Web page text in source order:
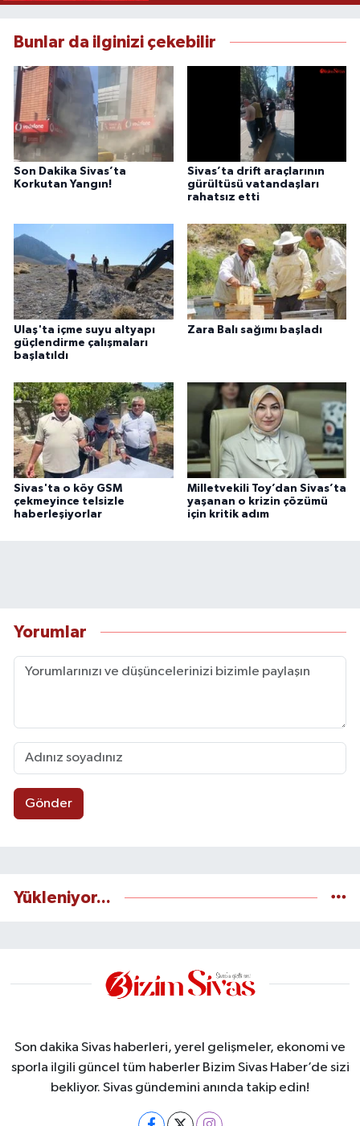
Bunlar da ilginizi çekebilir
Son Dakika Sivas’ta
Korkutan Yangın!
Sivas’ta drift araçlarının
gürültüsü vatandaşları
rahatsız etti
Ulaş'ta içme suyu altyapı
güçlendirme çalışmaları
başlatıldı
Zara Balı sağımı başladı
Sivas'ta o köy GSM
çekmeyince telsizle
haberleşiyorlar
Milletvekili Toy’dan Sivas’ta
yaşanan o krizin çözümü
için kritik adım
Yorumlar
Gönder
Yükleniyor...
Son dakika Sivas haberleri, yerel gelişmeler, ekonomi ve
sporla ilgili güncel tüm haberler Bizim Sivas Haber’de sizi
bekliyor. Sivas gündemini anında takip edin!